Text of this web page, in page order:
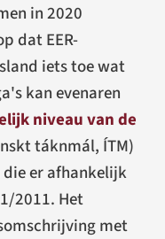
in 2020
dat EER-
iets toe wat
kan evenaren
niveau van de
táknmál, ÍTM)
die er afhankelijk
2011. Het
met